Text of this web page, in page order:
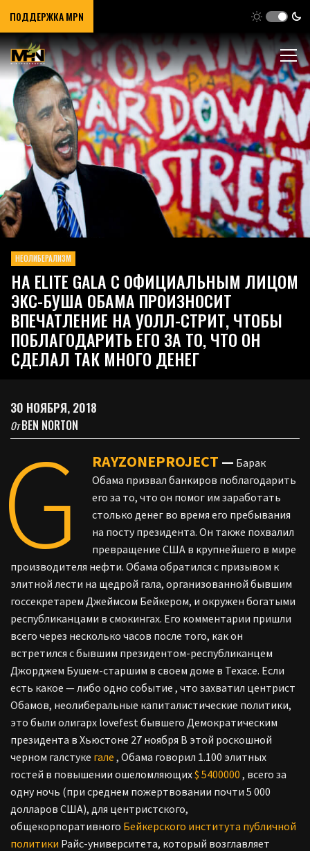
ПОДДЕРЖКА MPN
НЕОЛИБЕРАЛИЗМ
НА ELITE GALA С ОФИЦИАЛЬНЫМ ЛИЦОМ
ЭКС-БУША ОБАМА ПРОИЗНОСИТ
ВПЕЧАТЛЕНИЕ НА УОЛЛ-СТРИТ, ЧТОБЫ
ПОБЛАГОДАРИТЬ ЕГО ЗА ТО, ЧТО ОН
СДЕЛАЛ ТАК МНОГО ДЕНЕГ
30 НОЯБРЯ, 2018
ОтBEN NORTON
G RAYZONEPROJECT — Барак
Обама призвал банкиров поблагодарить
его за то, что он помог им заработать
столько денег во время его пребывания
на посту президента. Он также похвалил
превращение США в крупнейшего в мире
производителя нефти. Обама обратился с призывом к
элитной лести на щедрой гала, организованной бывшим
госсекретарем Джеймсом Бейкером, и окружен богатыми
республиканцами в смокингах. Его комментарии пришли
всего через несколько часов после того, как он
встретился с бывшим президентом-республиканцем
Джорджем Бушем-старшим в своем доме в Техасе. Если
есть какое — либо одно событие , что захватил центрист
Обамов, неолиберальные капиталистические политики,
это были олигарх lovefest бывшего Демократическим
президента в Хьюстоне 27 ноября В этой роскошной
черном галстуке гале , Обама говорил 1.100 элитных
гостей в повышении ошеломляющих$ 5400000 , всего за
одну ночь (при среднем пожертвовании почти 5 000
долларов США), для центристского,
общекорпоративного Бейкерского института публичной
политики Райс-университета, который возглавляет